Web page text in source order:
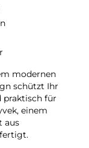
modernen
schützt Ihr
praktisch für
einem
aus